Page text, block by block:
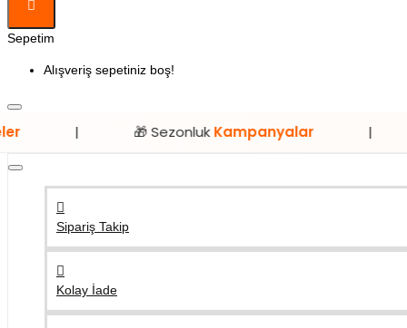
Sepetim
Alışveriş sepetiniz boş!
🎁 Sezonluk Kampanyalar | ⭐ Sadece
Sipariş Takip
Kolay İade